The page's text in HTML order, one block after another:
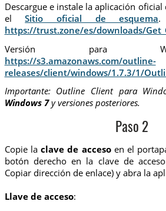
Descargue e instale la aplicación
elSitio oficial de esquema.
https://trust.zone/es/downloads/
Versión para
https://s3.amazonaws.com/outline-
releases/client/windows/1.7.3/1/
Importante: Outline Client para
Windows 7y versiones posteriores.
Paso 2
Copie laclave de accesoen el
botón derecho en la clave de
Copiar dirección de enlace) y abra la
Llave de acceso: